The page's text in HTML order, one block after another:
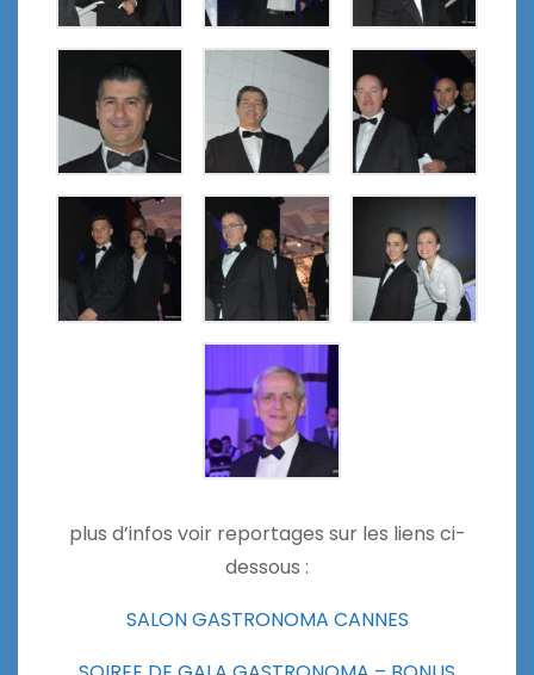
plus d’infos voir reportages sur les liens ci-
dessous :
SALON GASTRONOMA CANNES